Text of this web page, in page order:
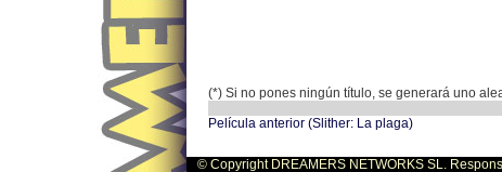
(*) Si no pones ningún título, se generará uno
Película anterior (Slither: La plaga)
© Copyright DREAMERS NETWORKS SL.